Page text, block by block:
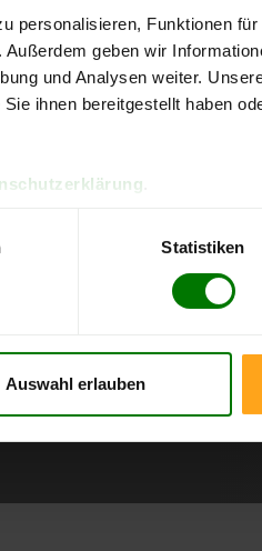
personalisieren, Funktionen
geben wir
und Analysen weiter.
ihnen bereitgestellt haben
Statistiken
Auswahl erlauben